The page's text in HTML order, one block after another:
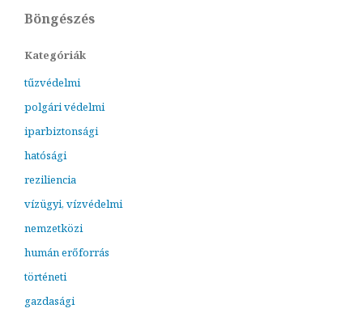
Böngészés
Kategóriák
tűzvédelmi
polgári védelmi
iparbiztonsági
hatósági
reziliencia
vízügyi, vízvédelmi
nemzetközi
humán erőforrás
történeti
gazdasági